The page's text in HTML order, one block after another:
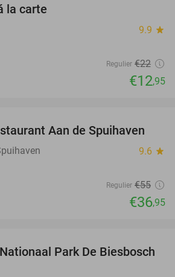
la carte
9.9 star
Regulier €22
€12,95
33%
Aan de Spuihaven
9.6 star
Regulier €55
€36,95
21%
Park De Biesbosch